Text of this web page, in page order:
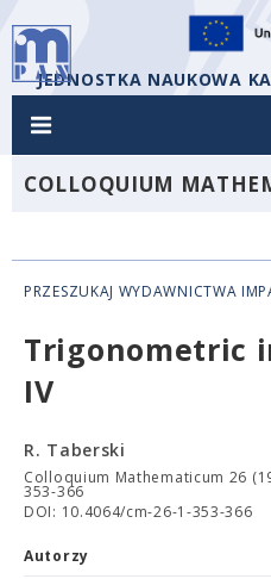
JEDNOSTKA NAUKOWA
COLLOQUIUM
PRZESZUKAJ WYDAWNICTWA
Trigonometric
IV
R. Taberski
Colloquium Mathematicum 26
353-366
DOI: 10.4064/cm-26-1-353-366
Autorzy